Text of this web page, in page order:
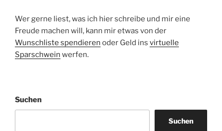
Wer gerne liest, was ich hier schreibe und mir eine
Freude machen will, kann mir etwas von der
Wunschliste spendieren oder Geld ins virtuelle
Sparschwein werfen.
Suchen
Suchen